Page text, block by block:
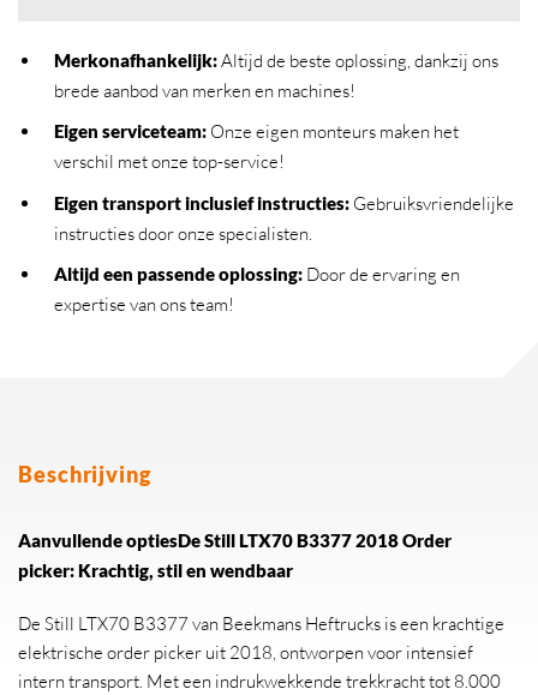
Merkonafhankelijk:Altijd de beste oplossing, dankzij ons
brede aanbod van merken en machines!
Eigen serviceteam:Onze eigen monteurs maken het
verschil met onze top-service!
Eigen transport inclusief instructies:Gebruiksvriendelijke
instructies door onze specialisten.
Altijd een passende oplossing:Door de ervaring en
expertise van ons team!
Beschrijving
Aanvullende optiesDe Still LTX70 B3377 2018 Order
picker: Krachtig, stil en wendbaar
De Still LTX70 B3377 van Beekmans Heftrucks is een krachtige
elektrische order picker uit 2018, ontworpen voor intensief
intern transport. Met een indrukwekkende trekkracht tot 8.000